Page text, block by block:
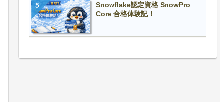
Snowflake認定資格 SnowPro
Core 合格体験記！